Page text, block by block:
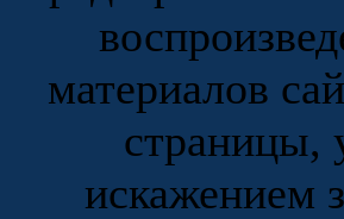
материалов
страницы,
искажением